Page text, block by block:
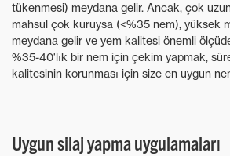
tükenmesi) meydana gelir. Ancak, çok
mahsul çok kuruysa (<%35 nem), yüksek
meydana gelir ve yem kalitesi önemli
%35-40'lık bir nem için çekim yapmak,
kalitesinin korunması için size en uygun
Uygun silaj yapma uygulamaları